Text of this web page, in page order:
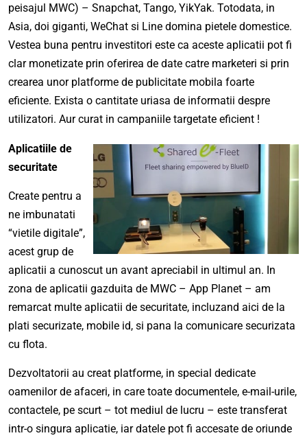
peisajul MWC) – Snapchat, Tango, YikYak. Totodata, in
Asia, doi giganti, WeChat si Line domina pietele domestice.
Vestea buna pentru investitori este ca aceste aplicatii pot fi
clar monetizate prin oferirea de date catre marketeri si prin
crearea unor platforme de publicitate mobila foarte
eficiente. Exista o cantitate uriasa de informatii despre
utilizatori. Aur curat in campaniile targetate eficient !
Aplicatiile de
securitate
Create pentru a
ne imbunatati
“vietile digitale”,
acest grup de
aplicatii a cunoscut un avant apreciabil in ultimul an. In
zona de aplicatii gazduita de MWC – App Planet – am
remarcat multe aplicatii de securitate, incluzand aici de la
plati securizate, mobile id, si pana la comunicare securizata
cu flota.
Dezvoltatorii au creat platforme, in special dedicate
oamenilor de afaceri, in care toate documentele, e-mail-urile,
contactele, pe scurt – tot mediul de lucru – este transferat
intr-o singura aplicatie, iar datele pot fi accesate de oriunde